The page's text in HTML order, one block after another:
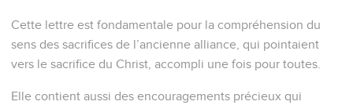
Cette lettre est fondamentale pour la compréhension du
sens des sacrifices de l’ancienne alliance, qui pointaient
vers le sacrifice du Christ, accompli une fois pour toutes.
Elle contient aussi des encouragements précieux qui